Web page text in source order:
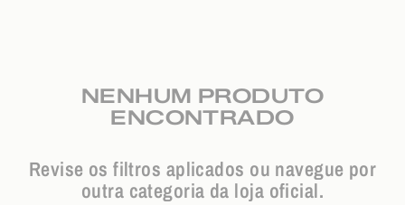
NENHUM PRODUTO
ENCONTRADO
Revise os filtros aplicados ou navegue por
outra categoria da loja oficial.